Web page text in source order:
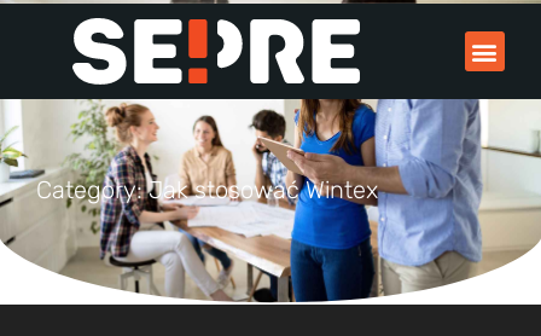
Category: Jak stosować Wintex